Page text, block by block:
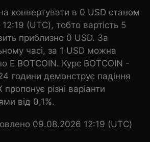
конвертувати в 0 USD станом
(UTC), тобто вартість 5
приблизно 0 USD. За
часі, за 1 USD можна
E BOTCOIN. Курс BOTCOIN -
години демонструє падіння
різні варіанти
від 0,1%.
09.08.2026 12:19 (UTC)